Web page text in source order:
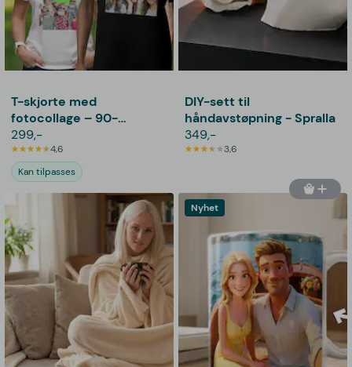
T-skjorte med
fotocollage – 90-
tallsdesign
299,-
4,6
Kan tilpasses
DIY-sett til
håndavstøpning - Spralla
349,-
3,6
Nyhet